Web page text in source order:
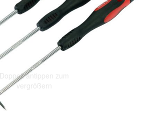
Doppelt antippen zum
vergrößern